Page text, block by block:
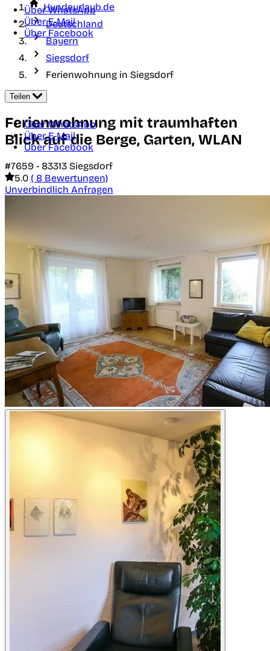
Über WhatsApp
Über E-Mail
Über Facebook
Hundeurlaub.de
Deutschland
Bayern
Siegsdorf
Ferienwohnung in Siegsdorf
Teilen
Über WhatsApp
Über E-Mail
Über Facebook
Ferienwohnung mit traumhaften
Blick auf die Berge, Garten, WLAN
#7659 - 83313 Siegsdorf
5.0 ( 8 Bewertungen)
Unverbindlich Anfragen